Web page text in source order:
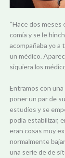
“Hace dos
comía y se le
acompañaba yo a
un médico.
siquiera los
Entramos con
poner un par de
estudios y se
podía estabilizar,
eran cosas muy
normalmente
una serie de de